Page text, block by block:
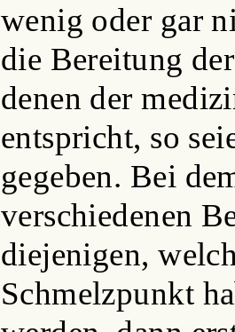
wenig oder gar
die Bereitung
denen der
entspricht, so
gegeben. Bei
verschiedenen
diejenigen,
Schmelzpunkt